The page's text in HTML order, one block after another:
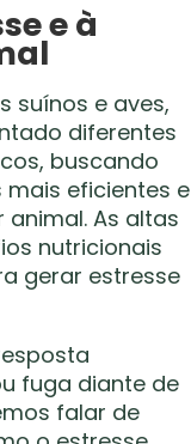
e à
suínos e aves,
diferentes
buscando
eficientes e
As altas
nutricionais
gerar estresse
fuga diante de
falar de